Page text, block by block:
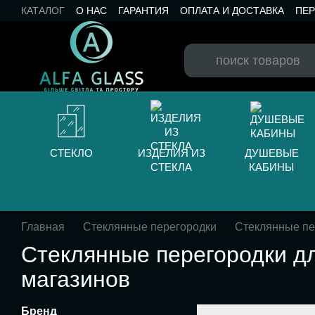
Перейти к основному контенту
КАТАЛОГ О НАС ГАРАНТИЯ ОПЛАТА И ДОСТАВКА
КАТАЛОГ RAL
СТЕКЛО
ИЗДЕЛИЯ ИЗ
СТЕКЛА
ДУШЕВЫЕ
КАБИНЫ
Главная Стеклянные перегородки Стеклянные
Стеклянные перегородки
магазинов
Бренд